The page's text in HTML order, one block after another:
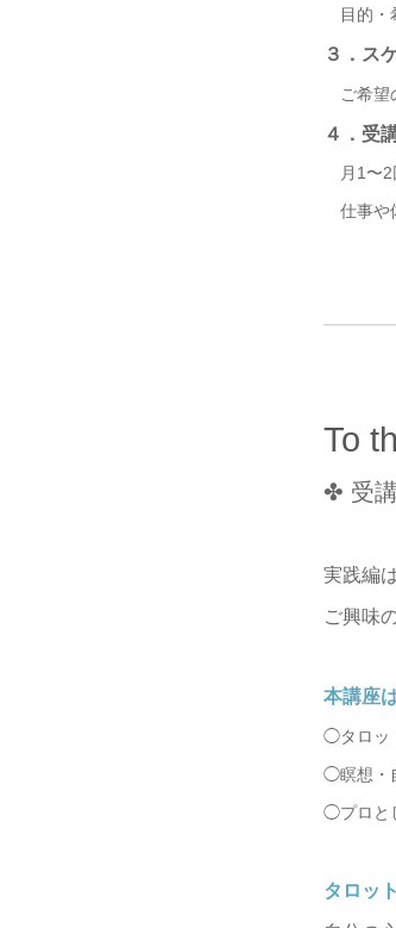
目的・
３．ス
ご希望
４．受
月1〜2
仕事や
To
✤ 受
実践編
ご興味
本講座
◯タロッ
◯瞑想・
◯プロと
タロッ